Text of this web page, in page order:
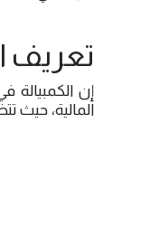
تعريف
إن
المالية،